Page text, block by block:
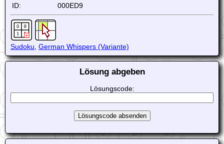
ID:
000ED9
Sudoku, German Whispers (Variante)
Lösung abgeben
Lösungscode: